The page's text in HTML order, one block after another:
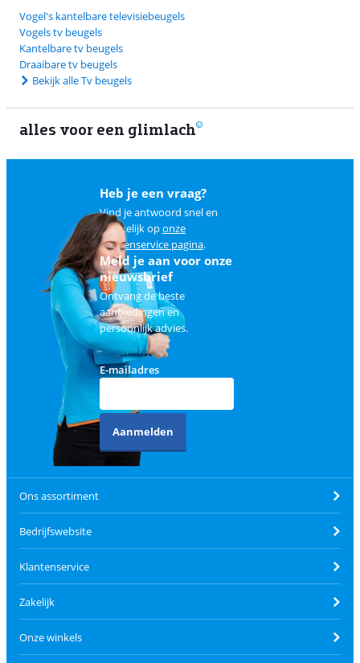
Vogel's kantelbare televisiebeugels
Vogels tv beugels
Kantelbare tv beugels
Draaibare tv beugels
Bekijk alle Tv beugels
alles voor een glimlach
Heb je een vraag?
Vind je antwoord snel en
makkelijk oponze
klantenservice pagina.
Meld je aan voor onze
nieuwsbrief
Ontvang de beste
aanbiedingen en
persoonlijk advies.
E-mailadres
Aanmelden
Ons assortiment
Bedrijfswebsite
Klantenservice
Zakelijk
Onze winkels